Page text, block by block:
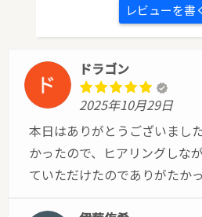
レビューを書
ドラゴン
2025年10月29日
本日はありがとうございまし
かったので、ヒアリングしな
ていただけたのでありがたか